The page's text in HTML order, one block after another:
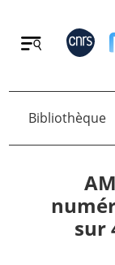
Retour
Retour
Bibliothèque
sur